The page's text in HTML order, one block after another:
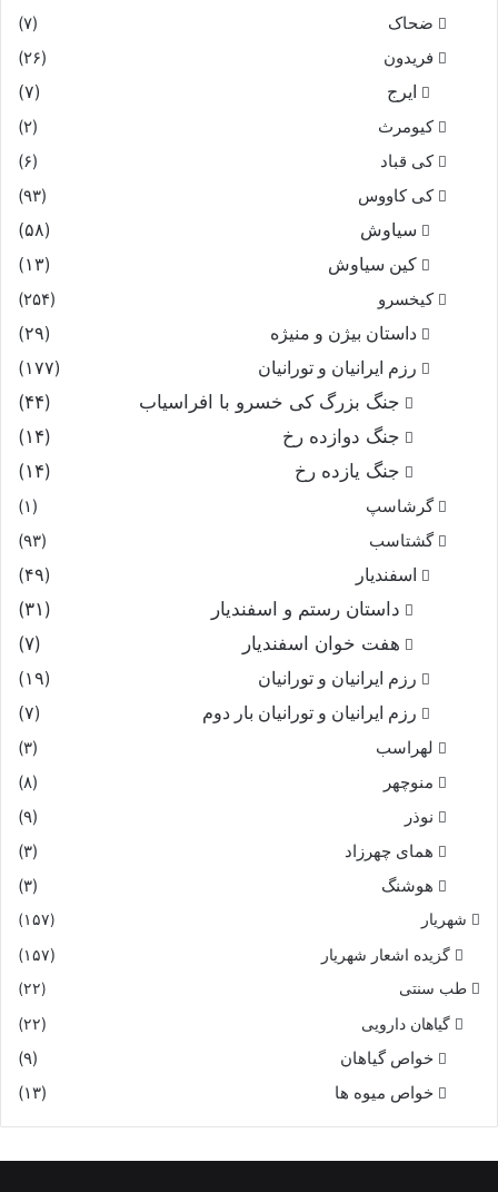
ضحاک
(۷)
فریدون
(۲۶)
ایرج
(۷)
کیومرث
(۲)
کی قباد
(۶)
کی کاووس
(۹۳)
سیاوش
(۵۸)
کین سیاوش
(۱۳)
کیخسرو
(۲۵۴)
داستان بیژن و منیژه
(۲۹)
رزم ایرانیان و تورانیان
(۱۷۷)
جنگ بزرگ کی خسرو با افراسیاب
(۴۴)
جنگ دوازده رخ
(۱۴)
جنگ یازده رخ
(۱۴)
گرشاسپ
(۱)
گشتاسب
(۹۳)
اسفندیار
(۴۹)
داستان رستم و اسفندیار
(۳۱)
هفت خوان اسفندیار
(۷)
رزم ایرانیان و تورانیان
(۱۹)
رزم ایرانیان و تورانیان بار دوم
(۷)
لهراسب
(۳)
منوچهر
(۸)
نوذر
(۹)
هماى چهرزاد
(۳)
هوشنگ
(۳)
شهریار (۱۵۷)
گزیده اشعار شهریار (۱۵۷)
طب سنتی (۲۲)
گیاهان دارویی (۲۲)
خواص گیاهان
(۹)
خواص میوه ها
(۱۳)